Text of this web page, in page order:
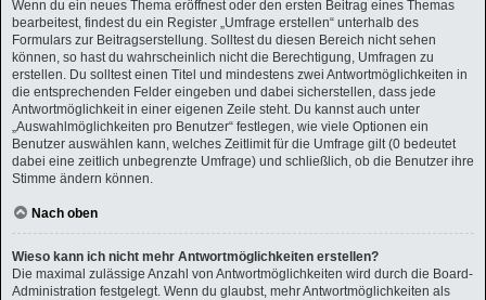
Wenn du ein neues Thema eröffnest oder den ersten Beitrag eines Themas
bearbeitest, findest du ein Register „Umfrage erstellen“ unterhalb des
Formulars zur Beitragserstellung. Solltest du diesen Bereich nicht sehen
können, so hast du wahrscheinlich nicht die Berechtigung, Umfragen zu
erstellen. Du solltest einen Titel und mindestens zwei Antwortmöglichkeiten in
die entsprechenden Felder eingeben und dabei sicherstellen, dass jede
Antwortmöglichkeit in einer eigenen Zeile steht. Du kannst auch unter
„Auswahlmöglichkeiten pro Benutzer“ festlegen, wie viele Optionen ein
Benutzer auswählen kann, welches Zeitlimit für die Umfrage gilt (0 bedeutet
dabei eine zeitlich unbegrenzte Umfrage) und schließlich, ob die Benutzer ihre
Stimme ändern können.
Nach oben
Wieso kann ich nicht mehr Antwortmöglichkeiten erstellen?
Die maximal zulässige Anzahl von Antwortmöglichkeiten wird durch die Board-
Administration festgelegt. Wenn du glaubst, mehr Antwortmöglichkeiten als